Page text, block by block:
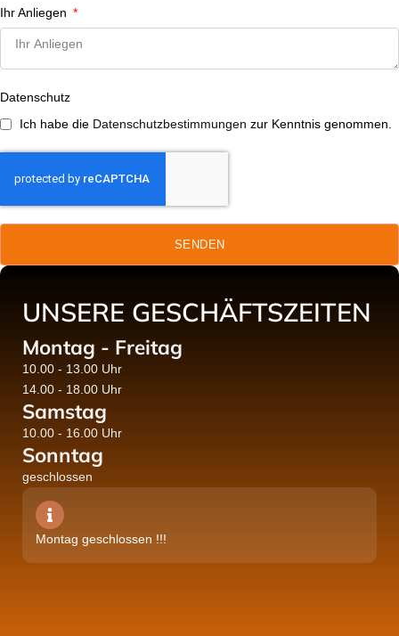
Ihr Anliegen
Datenschutz
Ich habe die Datenschutzbestimmungen zur Kenntnis genommen.
SENDEN
UNSERE GESCHÄFTSZEITEN
Montag - Freitag
10.00 - 13.00 Uhr
14.00 - 18.00 Uhr
Samstag
10.00 - 16.00 Uhr
Sonntag
geschlossen
Montag geschlossen !!!